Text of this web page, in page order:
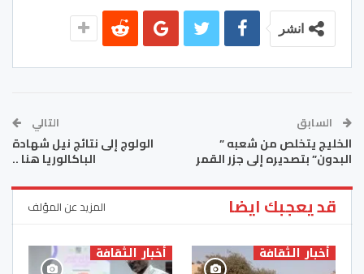
انشر
السابق
الخليج يتخلص من شعبه ”
البدون” بتصديره إلى جزر القمر
التالي
الولوج إلى نتائج نيل شهادة
الباكالوريا هنا ..
قد يعجبك ايضا المزيد عن المؤلف
أخبار الثقافة أخبار الثقافة